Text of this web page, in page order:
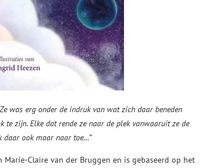
was erg onder de indruk van wat zich daar beneden
zijn. Elke dat rende ze naar de plek vanwaaruit ze de
daar ook maar naar toe…”
Marie-Claire van der Bruggen en is gebaseerd op het